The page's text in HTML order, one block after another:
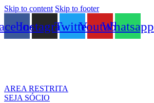
Skip to content Skip to footer
InstagramTwitterYoutubeWhatsapp
AREA RESTRITA
SEJA SÓCIO